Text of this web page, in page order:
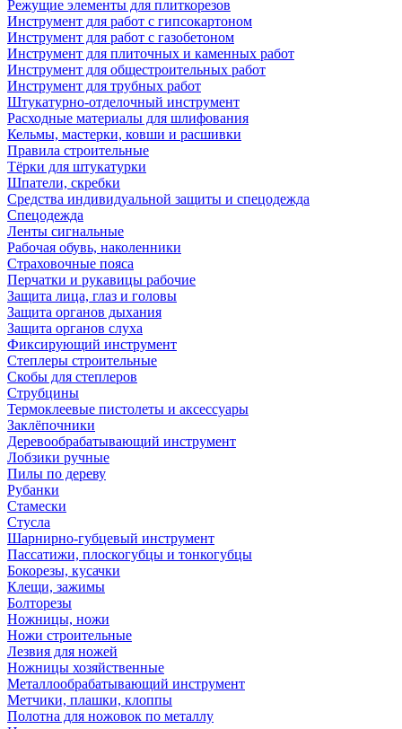
Режущие элементы для плиткорезов
Инструмент для работ с гипсокартоном
Инструмент для работ с газобетоном
Инструмент для плиточных и каменных работ
Инструмент для общестроительных работ
Инструмент для трубных работ
Штукатурно-отделочный инструмент
Расходные материалы для шлифования
Кельмы, мастерки, ковши и расшивки
Правила строительные
Тёрки для штукатурки
Шпатели, скребки
Средства индивидуальной защиты и спецодежда
Спецодежда
Ленты сигнальные
Рабочая обувь, наколенники
Страховочные пояса
Перчатки и рукавицы рабочие
Защита лица, глаз и головы
Защита органов дыхания
Защита органов слуха
Фиксирующий инструмент
Степлеры строительные
Скобы для степлеров
Струбцины
Термоклеевые пистолеты и аксессуары
Заклёпочники
Деревообрабатывающий инструмент
Лобзики ручные
Пилы по дереву
Рубанки
Стамески
Стусла
Шарнирно-губцевый инструмент
Пассатижи, плоскогубцы и тонкогубцы
Бокорезы, кусачки
Клещи, зажимы
Болторезы
Ножницы, ножи
Ножи строительные
Лезвия для ножей
Ножницы хозяйственные
Металлообрабатывающий инструмент
Метчики, плашки, клоппы
Полотна для ножовок по металлу